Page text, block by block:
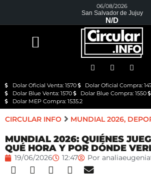
06/08/2026
San Salvador de Jujuy
N/D
Dolar Oficial Venta: 1570
Dolar Oficial Compra:
Dolar Blue Venta: 1570
Dolar Blue Compra: 1550
Dolar MEP Compra: 1535.2
CIRCULAR INFO MUNDIAL 2026,
MUNDIAL 2026: QUIÉNES
QUÉ HORA Y POR DÓNDE
19/06/2026 12:47 Por